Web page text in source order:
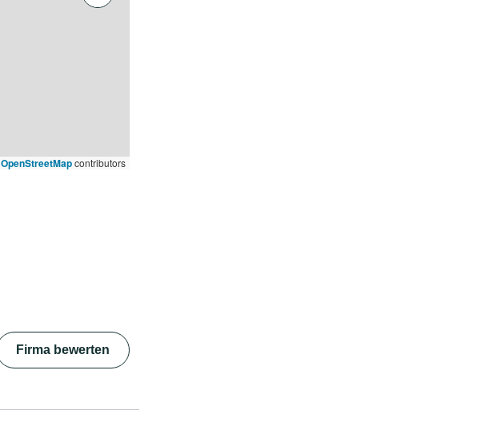
OpenStreetMapcontributors
Firma bewerten